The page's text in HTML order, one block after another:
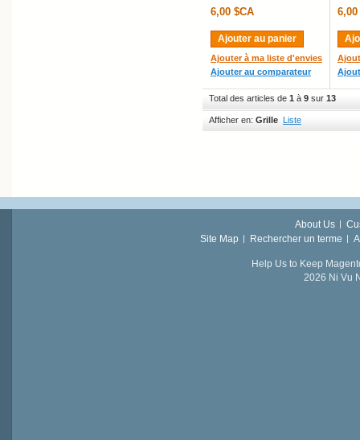
6,00 $CA
Ajouter au panier
Ajouter à ma liste d'envies
Ajouter au comparateur
6,00
Total des articles de 1 à 9 sur 13
Afficher en: Grille Liste
About Us
Site Map
Rechercher un terme
Help Us to Keep
2026 Ni Vu